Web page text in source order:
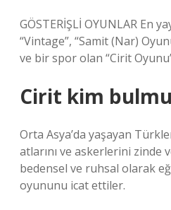
GÖSTERİŞLİ OYUNLAR En
“Vintage”, “Samit (Nar)
ve bir spor olan “Cirit
Cirit kim
Orta Asya’da yaşayan
atlarını ve askerlerini zinde
bedensel ve ruhsal olarak
oyununu icat ettiler.